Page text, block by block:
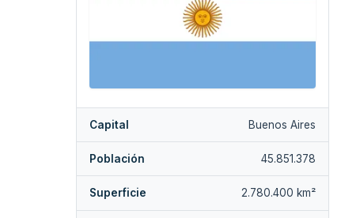
Capital Buenos Aires
Población 45.851.378
Superficie 2.780.400 km²